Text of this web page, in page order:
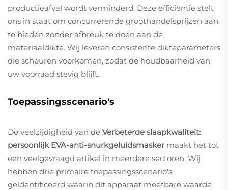
productieafval wordt verminderd. Deze efficiëntie stelt
ons in staat om concurrerende groothandelsprijzen aan
te bieden zonder afbreuk te doen aan de
materiaaldikte. Wij leveren consistente dikteparameters
die scheuren voorkomen, zodat de houdbaarheid van
uw voorraad stevig blijft.
Toepassingsscenario's
De veelzijdigheid van de Verbeterde slaapkwaliteit:
persoonlijk EVA-anti-snurkgeluidsmasker maakt het tot
een veelgevraagd artikel in meerdere sectoren. Wij
hebben drie primaire toepassingsscenario's
geïdentificeerd waarin dit apparaat meetbare waarde